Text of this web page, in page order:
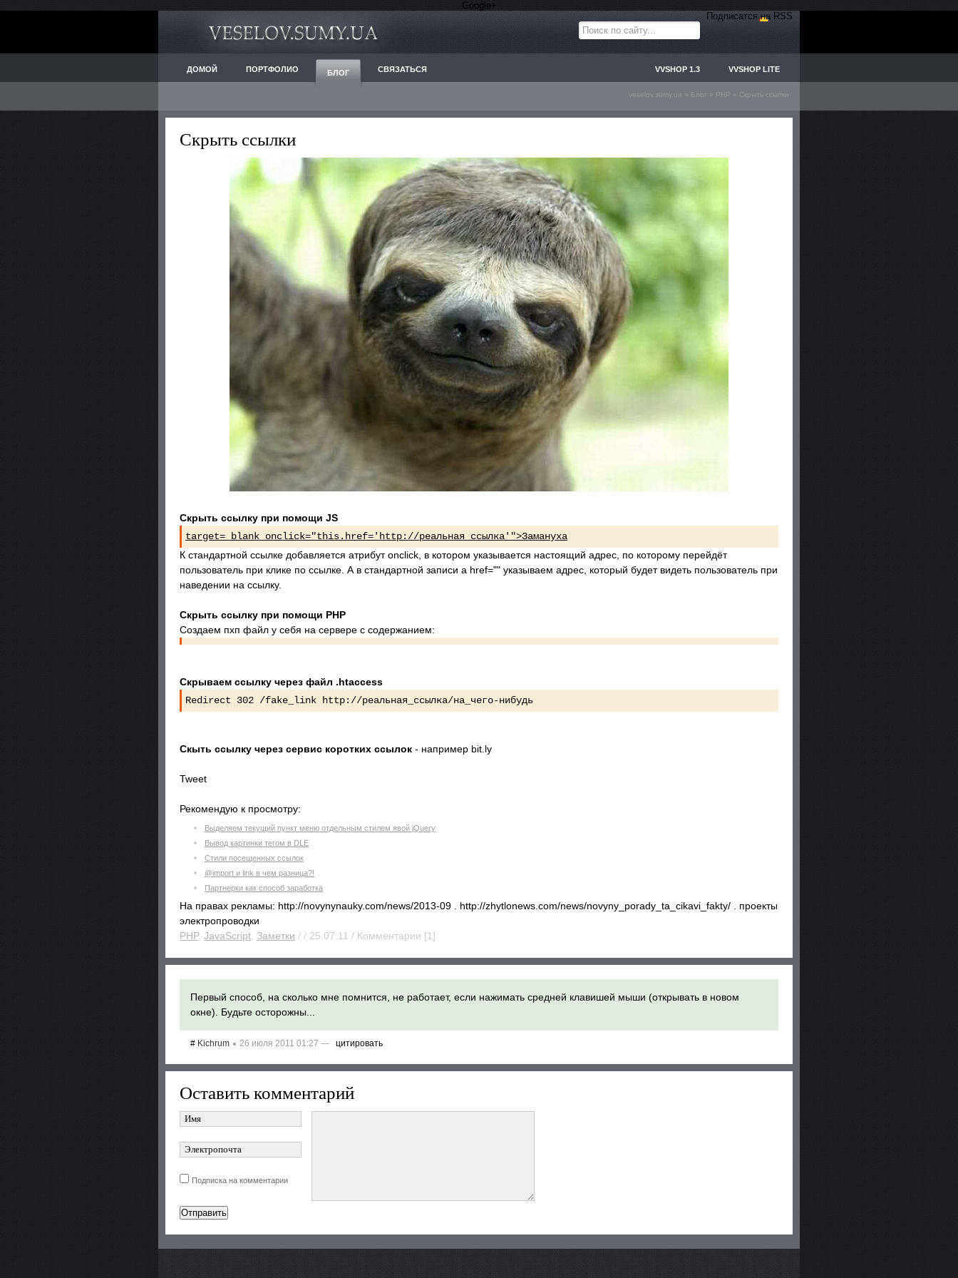
Google+
Подписатся на RSS
ДОМОЙ ПОРТФОЛИО БЛОГ СВЯЗАТЬСЯ VVSHOP 1.3 VVSHOP LITE
veselov.sumy.ua » Блог » PHP » Скрыть ссылки
Скрыть ссылки
Скрыть ссылку при помощи JS
target=_blank onclick="this.href='http://реальная_ссылка'">Замануха
К стандартной ссылке добавляется атрибут onclick, в котором указывается настоящий адрес, по которому перейдёт
пользователь при клике по ссылке. А в стандартной записи a href="" указываем адрес, который будет видеть пользователь при
наведении на ссылку.
Скрыть ссылку при помощи PHP
Создаем пхп файл у себя на сервере с содержанием:
Скрываем ссылку через файл .htaccess
Redirect 302 /fake_link http://реальная_ссылка/на_чего-нибудь
Скыть ссылку через сервис коротких ссылок - например bit.ly
Tweet
Рекомендую к просмотру:
Выделяем текущий пункт меню отдельным стилем явой jQuery
Вывод картинки тегом в DLE
Стили посещенных ссылок
@import и link в чем разница?!
Партнерки как способ заработка
На правах рекламы: http://novynynauky.com/news/2013-09 . http://zhytlonews.com/news/novyny_porady_ta_cikavi_fakty/ . проекты
электропроводки
PHP, JavaScript Заметки / / 25.07.11 / Комментарии [1]
Первый способ, на сколько мне помнится, не работает, если нажимать средней клавишей мыши (открывать в новом
окне). Будьте осторожны...
# Kichrum 26 июля 2011 01:27 — цитировать
Оставить комментарий
Подписка на комментарии